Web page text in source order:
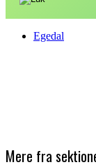
Egedal
Mere fra